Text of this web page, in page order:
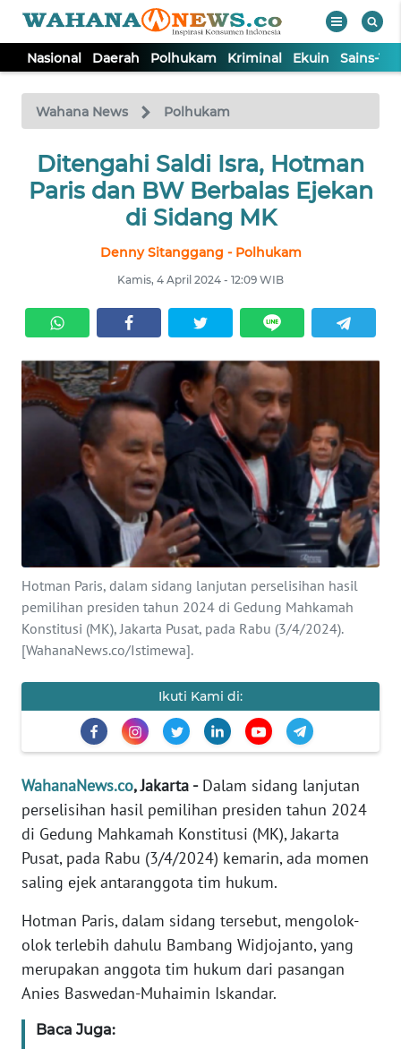
Nasional Daerah Polhukam Kriminal Ekuin Sains-
Wahana News Polhukam
Ditengahi Saldi Isra, Hotman
Paris dan BW Berbalas Ejekan
di Sidang MK
Denny Sitanggang - Polhukam
Kamis, 4 April 2024 - 12:09 WIB
Hotman Paris, dalam sidang lanjutan perselisihan hasil
pemilihan presiden tahun 2024 di Gedung Mahkamah
Konstitusi (MK), Jakarta Pusat, pada Rabu (3/4/2024).
[WahanaNews.co/Istimewa].
Ikuti Kami di:
WahanaNews.co, Jakarta -Dalam sidang lanjutan
perselisihan hasil pemilihan presiden tahun 2024
di Gedung Mahkamah Konstitusi (MK), Jakarta
Pusat, pada Rabu (3/4/2024) kemarin, ada momen
saling ejek antaranggota tim hukum.
Hotman Paris, dalam sidang tersebut, mengolok-
olok terlebih dahulu Bambang Widjojanto, yang
merupakan anggota tim hukum dari pasangan
Anies Baswedan-Muhaimin Iskandar.
Baca Juga:
TV
Tutup
NASIONAL
KRIMINAL
EKUIN
SAINS-TEKNO
KESEHATAN
INTERNASIONAL
SERBA-SERBI
PENDIDIKAN
OLAHRAGA
OPINI
Informasi
BERITA
KONTAK
INFO
IKLAN